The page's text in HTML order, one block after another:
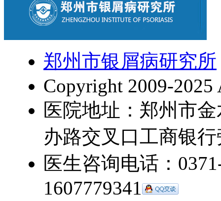
郑州市银屑病研究所
Copyright 2009-2025
医院地址：郑州市
办路交叉口工商银
医生咨询电话：
1607779341